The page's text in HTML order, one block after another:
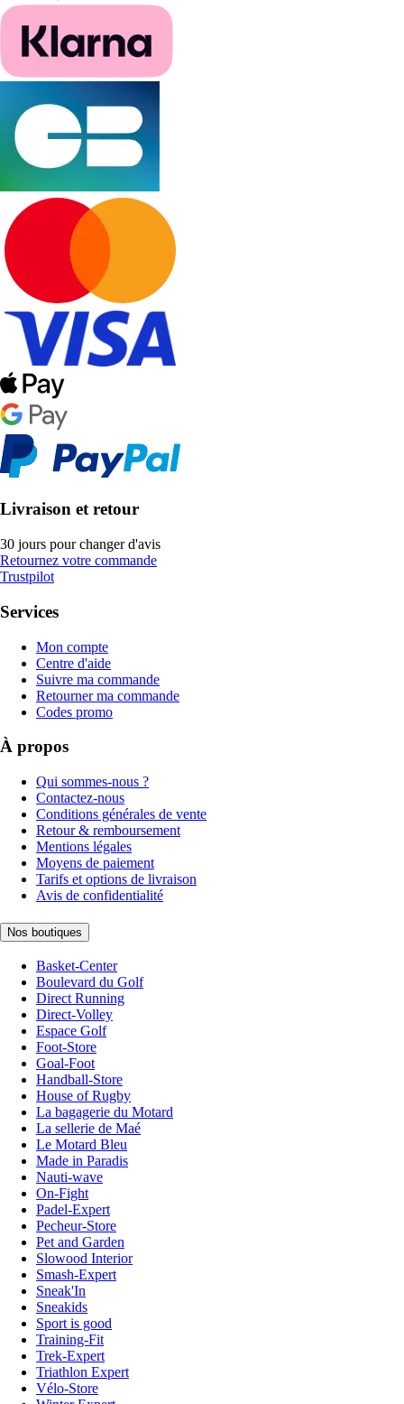
Livraison et retour
30 jours pour changer d'avis
Retournez votre commande
Trustpilot
Services
Mon compte
Centre d'aide
Suivre ma commande
Retourner ma commande
Codes promo
À propos
Qui sommes-nous ?
Contactez-nous
Conditions générales de vente
Retour & remboursement
Mentions légales
Moyens de paiement
Tarifs et options de livraison
Avis de confidentialité
Nos boutiques
Basket-Center
Boulevard du Golf
Direct Running
Direct-Volley
Espace Golf
Foot-Store
Goal-Foot
Handball-Store
House of Rugby
La bagagerie du Motard
La sellerie de Maé
Le Motard Bleu
Made in Paradis
Nauti-wave
On-Fight
Padel-Expert
Pecheur-Store
Pet and Garden
Slowood Interior
Smash-Expert
Sneak'In
Sneakids
Sport is good
Training-Fit
Trek-Expert
Triathlon Expert
Vélo-Store